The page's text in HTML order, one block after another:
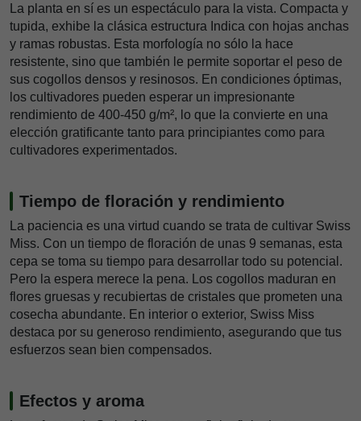
La planta en sí es un espectáculo para la vista. Compacta y
tupida, exhibe la clásica estructura Indica con hojas anchas
y ramas robustas. Esta morfología no sólo la hace
resistente, sino que también le permite soportar el peso de
sus cogollos densos y resinosos. En condiciones óptimas,
los cultivadores pueden esperar un impresionante
rendimiento de 400-450 g/m², lo que la convierte en una
elección gratificante tanto para principiantes como para
cultivadores experimentados.
Tiempo de floración y rendimiento
La paciencia es una virtud cuando se trata de cultivar Swiss
Miss. Con un tiempo de floración de unas 9 semanas, esta
cepa se toma su tiempo para desarrollar todo su potencial.
Pero la espera merece la pena. Los cogollos maduran en
flores gruesas y recubiertas de cristales que prometen una
cosecha abundante. En interior o exterior, Swiss Miss
destaca por su generoso rendimiento, asegurando que tus
esfuerzos sean bien compensados.
Efectos y aroma